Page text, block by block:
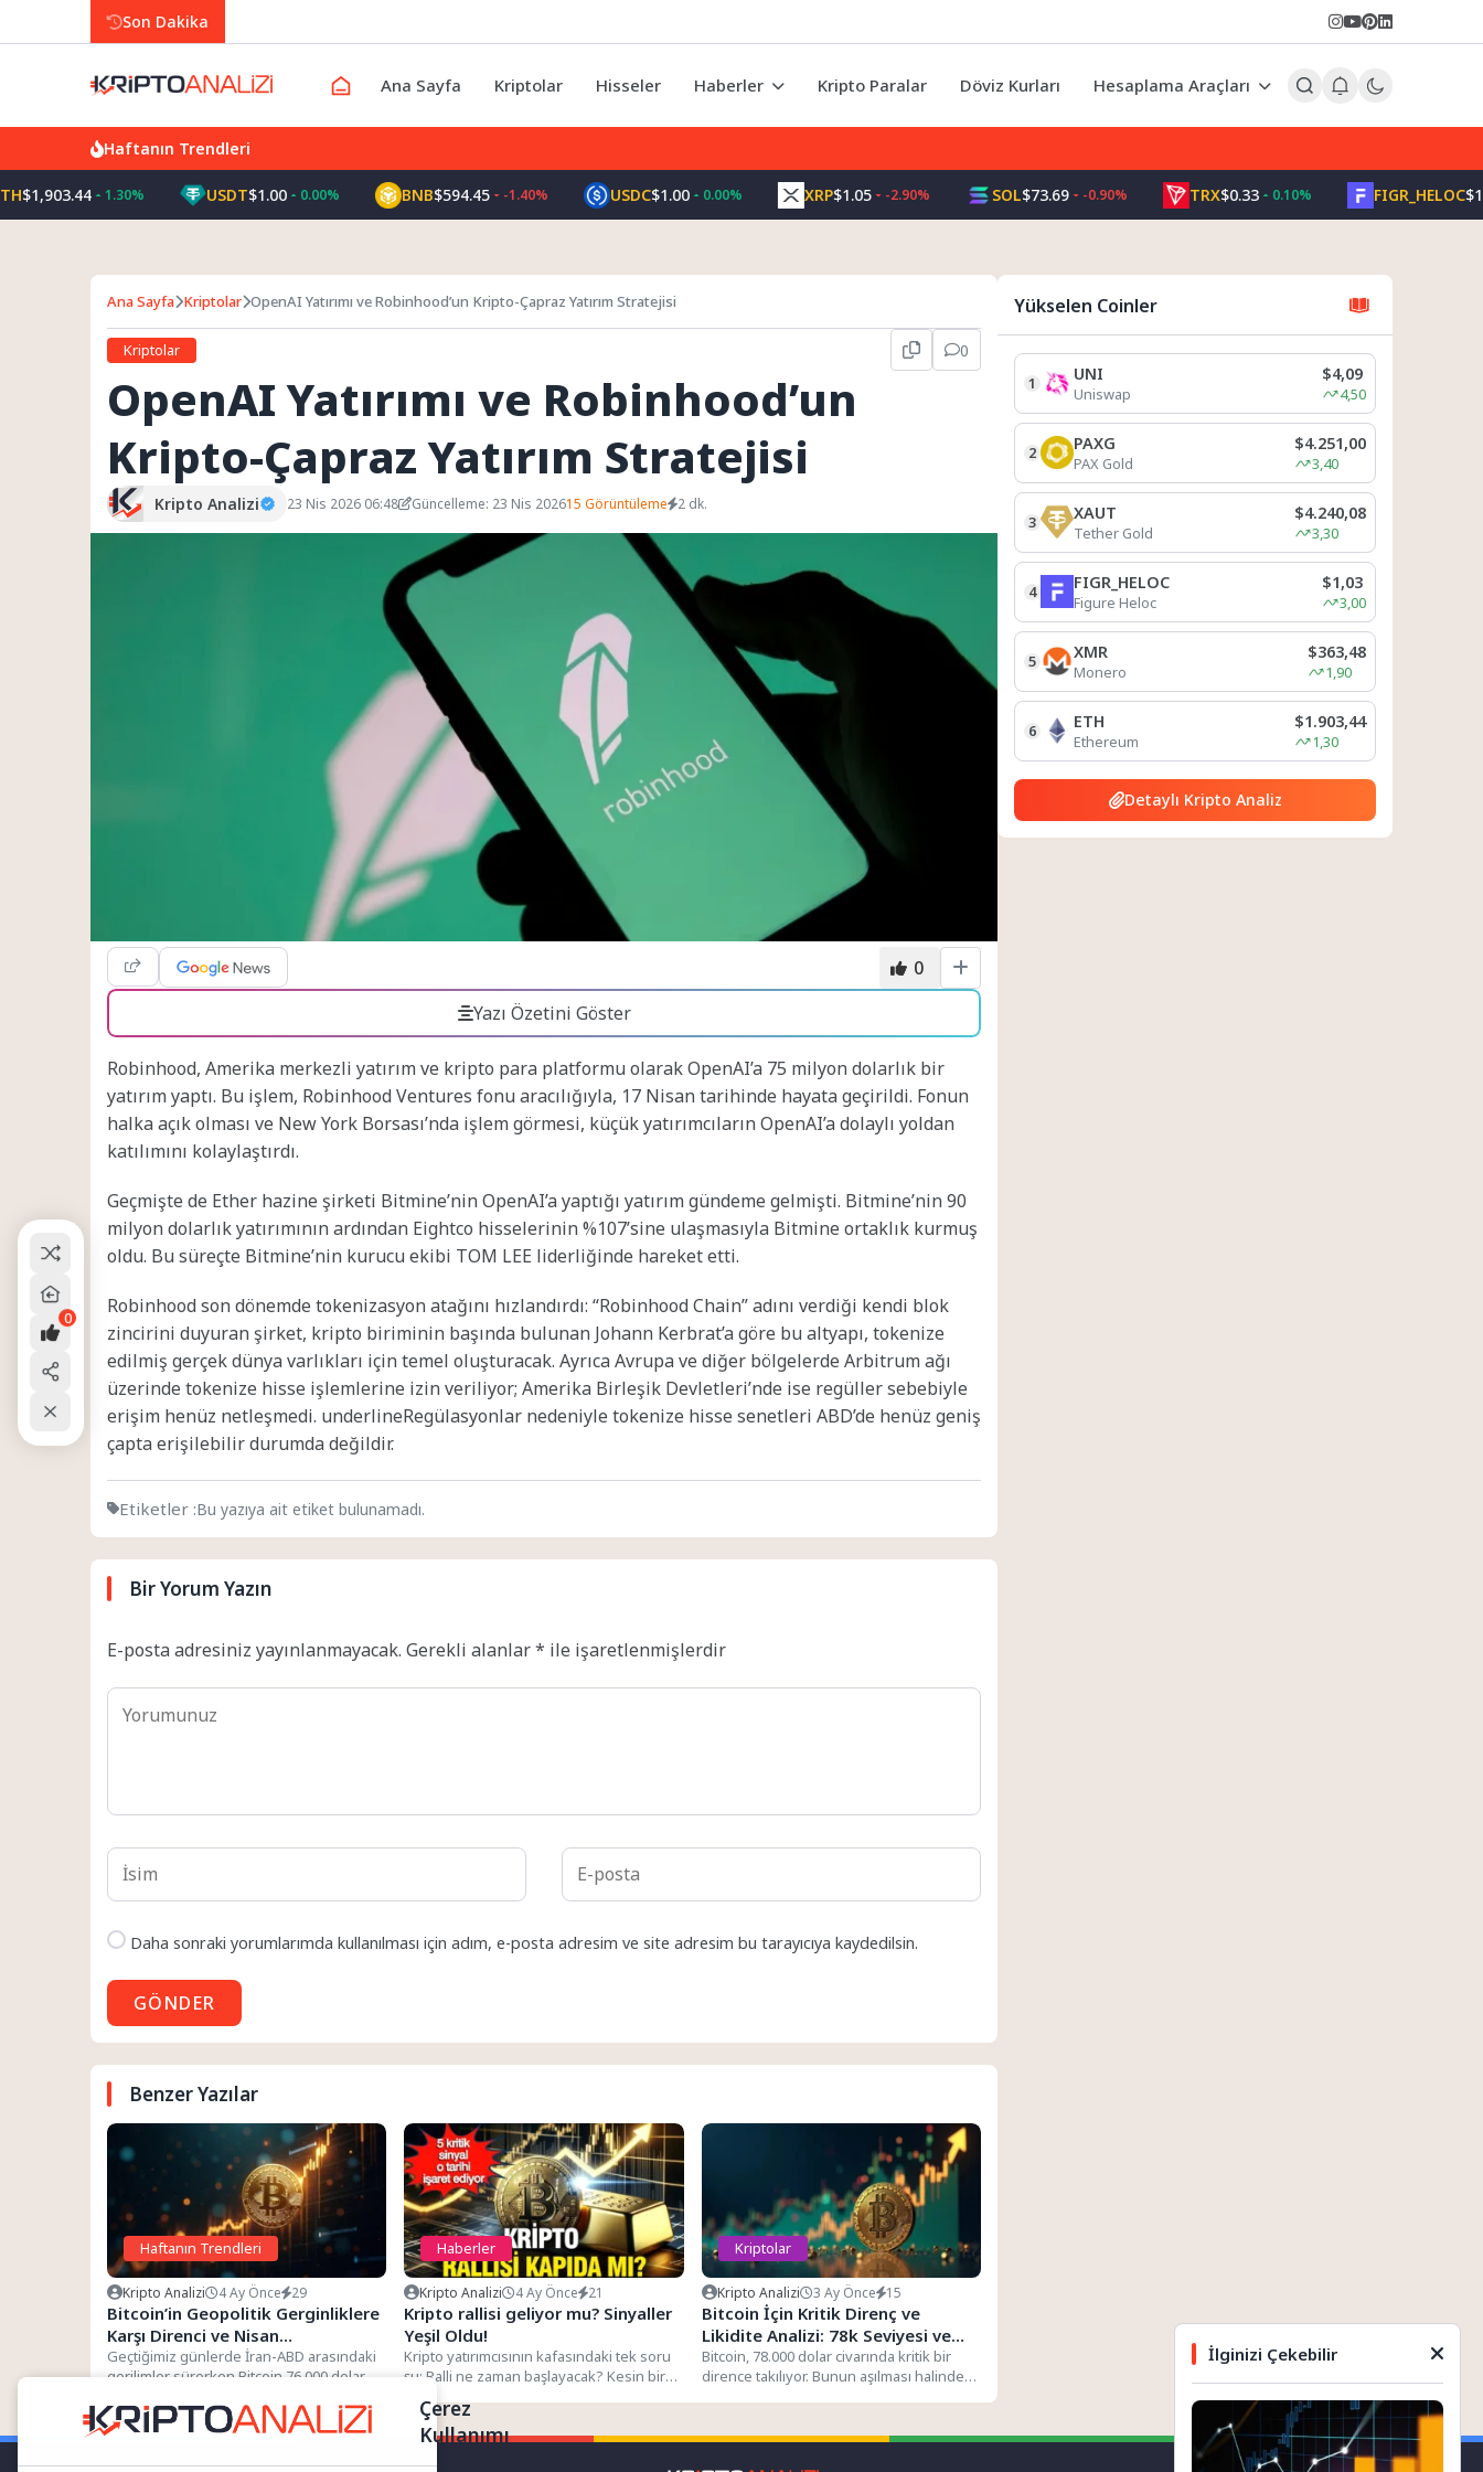
Son Dakika
Ana Sayfa Kriptolar Hisseler Haberler Kripto Paralar Döviz Kurları Hesaplama Araçları
Haftanın Trendleri
1.30% USDT$1.00 0.00% BNB$594.45 -1.40% USDC$1.00 0.00% XRP$1.05 -2.90% SOL$73.69 -0.90% TRX$0.33 0.10% FIGR_HELOC$1.03
Ana Sayfa Kriptolar OpenAI Yatırımı ve Robinhood’un Kripto-Çapraz Yatırım Stratejisi
Kriptolar 0
OpenAI Yatırımı ve Robinhood’un
Kripto-Çapraz Yatırım Stratejisi
Kripto Analizi 23 Nis 2026 06:48 Güncelleme: 23 Nis 202615 Görüntüleme 2 dk.
0
Yazı Özetini Göster
Robinhood, Amerika merkezli yatırım ve kripto para platformu olarak OpenAI’a 75 milyon dolarlık bir
yatırım yaptı. Bu işlem, Robinhood Ventures fonu aracılığıyla, 17 Nisan tarihinde hayata geçirildi. Fonun
halka açık olması ve New York Borsası’nda işlem görmesi, küçük yatırımcıların OpenAI’a dolaylı yoldan
katılımını kolaylaştırdı.
Geçmişte de Ether hazine şirketi Bitmine’nin OpenAI’a yaptığı yatırım gündeme gelmişti. Bitmine’nin 90
milyon dolarlık yatırımının ardından Eightco hisselerinin %107’sine ulaşmasıyla Bitmine ortaklık kurmuş
oldu. Bu süreçte Bitmine’nin kurucu ekibi TOM LEE liderliğinde hareket etti.
Robinhood son dönemde tokenizasyon atağını hızlandırdı: “Robinhood Chain” adını verdiği kendi blok
zincirini duyuran şirket, kripto biriminin başında bulunan Johann Kerbrat’a göre bu altyapı, tokenize
edilmiş gerçek dünya varlıkları için temel oluşturacak. Ayrıca Avrupa ve diğer bölgelerde Arbitrum ağı
üzerinde tokenize hisse işlemlerine izin veriliyor; Amerika Birleşik Devletleri’nde ise regüller sebebiyle
erişim henüz netleşmedi. underlineRegülasyonlar nedeniyle tokenize hisse senetleri ABD’de henüz geniş
çapta erişilebilir durumda değildir.
Etiketler :Bu yazıya ait etiket bulunamadı.
Bir Yorum Yazın
E-posta adresiniz yayınlanmayacak. Gerekli alanlar* ile işaretlenmişlerdir
Daha sonraki yorumlarımda kullanılması için adım, e-posta adresim ve site adresim bu tarayıcıya kaydedilsin.
GÖNDER
Benzer Yazılar
Haftanın Trendleri
Kripto Analizi 4 Ay Önce 29
Bitcoin’in Geopolitik Gerginliklere
Karşı Direnci ve Nisan
Kontratlarındaki Değişimler
Geçtiğimiz günlerde İran-ABD arasındaki
gerilimler sürerken Bitcoin 76.000 dolar
imza...
Haberler
Kripto Analizi 4 Ay Önce 21
Kripto rallisi geliyor mu? Sinyaller
Yeşil Oldu!
Kripto yatırımcısının kafasındaki tek soru
şu: Ralli ne zaman başlayacak? Kesin bir
Kriptolar
Kripto Analizi 3 Ay Önce 15
Bitcoin İçin Kritik Direnç ve
Likidite Analizi: 78k Seviyesi ve
Ötesi
Bitcoin, 78.000 dolar civarında kritik bir
dirence takılıyor. Bunun aşılması halinde
Yükselen Coinler
1 UNI
Uniswap
$4,09
4,50
2 PAXG
PAX Gold
$4.251,00
3,40
3 XAUT
Tether Gold
$4.240,08
3,30
4 FIGR_HELOC
Figure Heloc
$1,03
3,00
5 XMR
Monero
$363,48
1,90
6 ETH
Ethereum
$1.903,44
1,30
Detaylı Kripto Analiz
0
Çerez
Kullanımı
İlginizi Çekebilir